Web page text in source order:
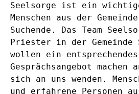
Seelsorge ist ein
Menschen aus der
Suchende. Das Team
Priester in der Gemeinde
wollen ein entsprechendes
Gesprächsangebot
sich an uns wenden.
und erfahrene Personen